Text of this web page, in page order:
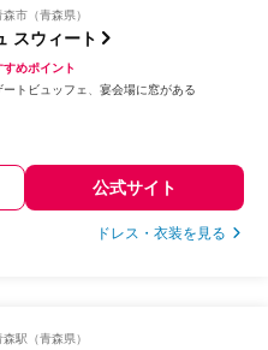
森市（青森県）
スウィート
めポイント
ートビュッフェ 宴会場に窓がある
公式サイト
ドレス・衣装を見る
森駅（青森県）